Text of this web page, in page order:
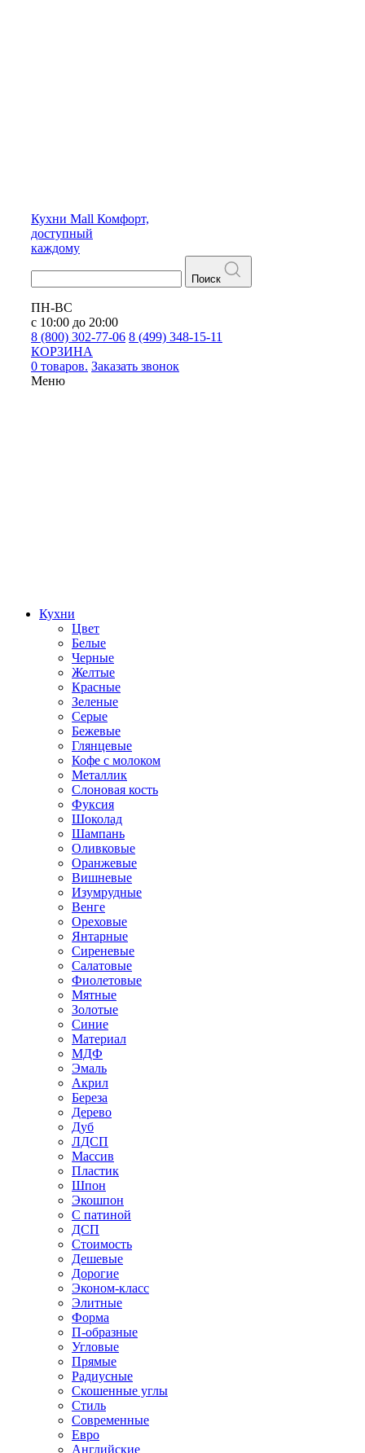
Кухни Mall Комфорт,
доступный
каждому
Поиск
ПН-ВС
с 10:00 до 20:00
8 (800) 302-77-06 8 (499) 348-15-11
КОРЗИНА
0 товаров. Заказать звонок
Меню
Кухни
Цвет
Белые
Черные
Желтые
Красные
Зеленые
Серые
Бежевые
Глянцевые
Кофе с молоком
Металлик
Слоновая кость
Фуксия
Шоколад
Шампань
Оливковые
Оранжевые
Вишневые
Изумрудные
Венге
Ореховые
Янтарные
Сиреневые
Салатовые
Фиолетовые
Мятные
Золотые
Синие
Материал
МДФ
Эмаль
Акрил
Береза
Дерево
Дуб
ЛДСП
Массив
Пластик
Шпон
Экошпон
С патиной
ДСП
Стоимость
Дешевые
Дорогие
Эконом-класс
Элитные
Форма
П-образные
Угловые
Прямые
Радиусные
Скошенные углы
Стиль
Современные
Евро
Английские